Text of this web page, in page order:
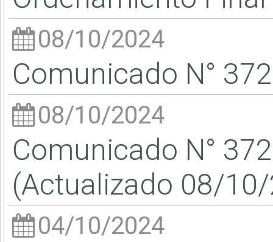
08/10/2024
Comunicado N°
08/10/2024
Comunicado N°
(Actualizado 08/
04/10/2024